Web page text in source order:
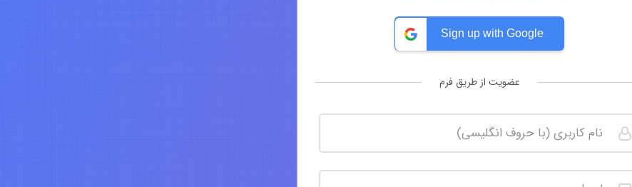
Sign up with Google
عضویت از طریق فرم